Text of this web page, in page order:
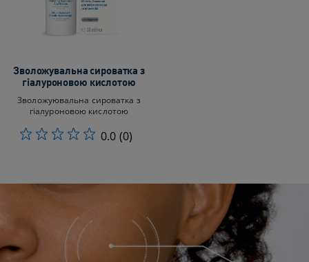
Зволожувальна сироватка з
гіалуроновою кислотою
Зволожуювальна сироватка з
гіалуроновою кислотою
0.0 (0)